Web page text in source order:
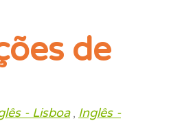
de
- Lisboa, Inglês -